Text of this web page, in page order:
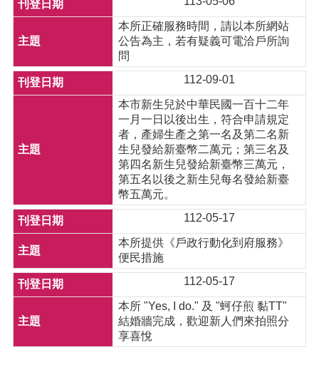
本所正確服務時間，請以本所網站
公告為主，若有疑義可電洽戶所詢
問
112-09-01
本市新生兒於中華民國一百十二年
一月一日以後出生，符合申請規定
者，產婦生產之第一名及第二名新
生兒發給新臺幣二萬元；第三名及
第四名新生兒發給新臺幣三萬元，
第五名以後之新生兒每名發給新臺
幣五萬元。
112-05-17
本所提供《戶政行動化到府服務》
便民措施
112-05-17
本所 "Yes, I do." 及 "蚵仔煎 黏TT"
結婚牆完成，歡迎新人們來拍照分
享喜悅